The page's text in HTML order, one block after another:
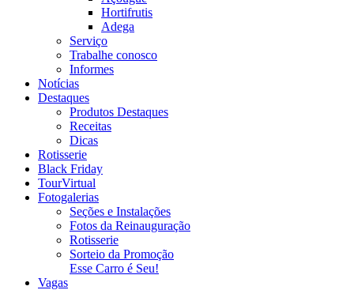
Hortifrutis
Adega
Serviço
Trabalhe conosco
Informes
Notícias
Destaques
Produtos Destaques
Receitas
Dicas
Rotisserie
Black Friday
TourVirtual
Fotogalerias
Seções e Instalações
Fotos da Reinauguração
Rotisserie
Sorteio da Promoção
Esse Carro é Seu!
Vagas